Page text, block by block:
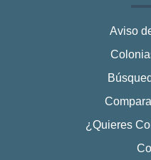
Aviso
¿Quieres